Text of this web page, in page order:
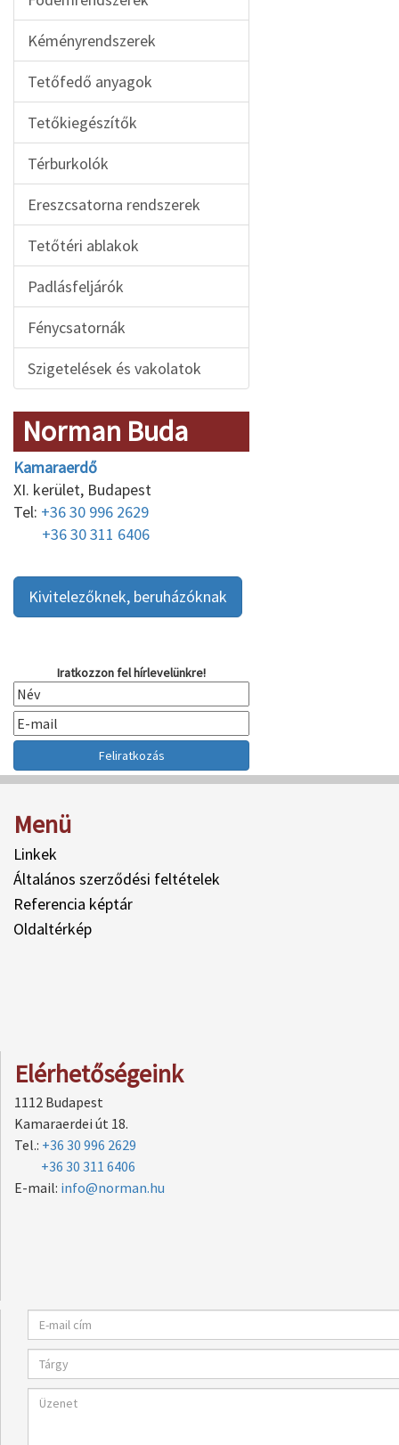
Kéményrendszerek
Tetőfedő anyagok
Tetőkiegészítők
Térburkolók
Ereszcsatorna rendszerek
Tetőtéri ablakok
Padlásfeljárók
Fénycsatornák
Szigetelések és vakolatok
Norman Buda
Kamaraerdő
XI. kerület, Budapest
Tel: +36 30 996 2629
+36 30 311 6406
Kivitelezőknek, beruházóknak
Iratkozzon fel hírlevelünkre!
Menü
Linkek
Általános szerződési feltételek
Referencia képtár
Oldaltérkép
Elérhetőségeink
1112 Budapest
Kamaraerdei út 18.
Tel.: +36 30 996 2629
+36 30 311 6406
E-mail: info@norman.hu